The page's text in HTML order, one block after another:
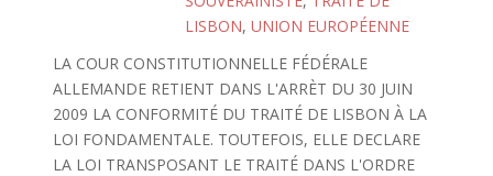
LISBON, UNION EUROPÉENNE
LA COUR CONSTITUTIONNELLE FÉDÉRALE
ALLEMANDE RETIENT DANS L'ARRÈT DU 30 JUIN
2009 LA CONFORMITÉ DU TRAITÉ DE LISBON À LA
LOI FONDAMENTALE. TOUTEFOIS, ELLE DECLARE
LA LOI TRANSPOSANT LE TRAITÉ DANS L'ORDRE